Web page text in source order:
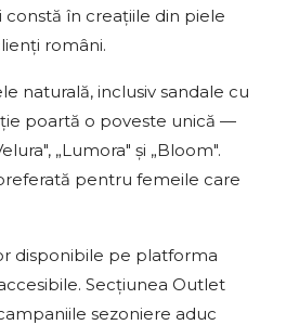
în creațiile din piele
români.
naturală, inclusiv sandale cu
poartă o poveste unică —
„Lumora" și „Bloom".
pentru femeile care
disponibile pe platforma
Secțiunea Outlet
sezoniere aduc